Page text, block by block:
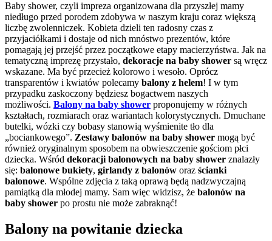
Baby shower, czyli impreza organizowana dla przyszłej mamy
niedługo przed porodem zdobywa w naszym kraju coraz większą
liczbę zwolenniczek. Kobieta dzieli ten radosny czas z
przyjaciółkami i dostaje od nich mnóstwo prezentów, które
pomagają jej przejść przez początkowe etapy macierzyństwa. Jak na
tematyczną imprezę przystało, dekoracje na baby shower są wręcz
wskazane. Ma być przecież kolorowo i wesoło. Oprócz
transparentów i kwiatów polecamy balony z helem! I w tym
przypadku zaskoczony będziesz bogactwem naszych
możliwości. Balony na baby shower proponujemy w różnych
kształtach, rozmiarach oraz wariantach kolorystycznych. Dmuchane
butelki, wózki czy bobasy stanowią wyśmienite tło dla
„bociankowego”. Zestawy balonów na baby shower mogą być
również oryginalnym sposobem na obwieszczenie gościom płci
dziecka. Wśród dekoracji balonowych na baby shower znalazły
się: balonowe bukiety, girlandy z balonów oraz ścianki
balonowe. Wspólne zdjęcia z taką oprawą będą nadzwyczajną
pamiątką dla młodej mamy. Sam więc widzisz, że balonów na
baby shower po prostu nie może zabraknąć!
Balony na powitanie dziecka